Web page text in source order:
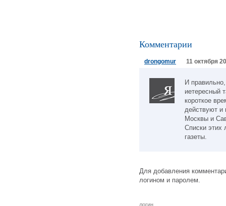
Комментарии
drongomur 11 октября
И
иетересный
короткое
действуют
Москвы и
Списки этих
газеты.
Для добавления
логином и паролем.
логин